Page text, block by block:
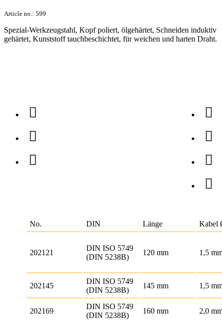
Article no.: 599
Spezial-Werkzeugstahl, Kopf poliert, ölgehärtet, Schneiden induktiv
gehärtet, Kunststoff tauchbeschichtet, für weichen und harten Draht.
No. DIN Länge Kabel
202121
DIN ISO 5749
(DIN 5238B)
120 mm 1,5
202145
DIN ISO 5749
(DIN 5238B)
145 mm 1,5
202169
DIN ISO 5749
(DIN 5238B)
160 mm 2,0